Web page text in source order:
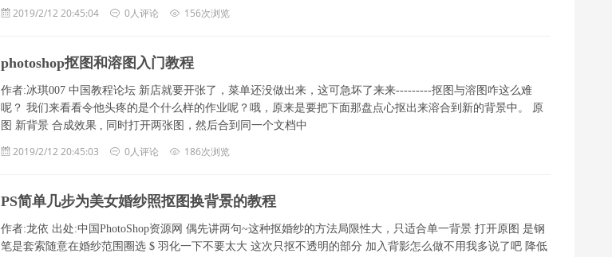
2019/2/12 20:45:04 0人评论 156次浏览
photoshop抠图和溶图入门教程
作者:冰琪007 中国教程论坛 新店就要开张了，菜单还没做出来，这可急坏了来来---------抠图与溶图咋这么难
呢？ 我们来看看令他头疼的是个什么样的作业呢？哦，原来是要把下面那盘点心抠出来溶合到新的背景中。 原
图 新背景 合成效果 , 同时打开两张图，然后合到同一个文档中
2019/2/12 20:45:03 0人评论 186次浏览
PS简单几步为美女婚纱照抠图换背景的教程
作者:龙依 出处:中国PhotoShop资源网 偶先讲两句~这种抠婚纱的方法局限性大，只适合单一背景 打开原图 是钢
笔是套索随意在婚纱范围圈选 $ 羽化一下不要太大 这次只抠不透明的部分 加入背影怎么做不用我多说了吧 降低